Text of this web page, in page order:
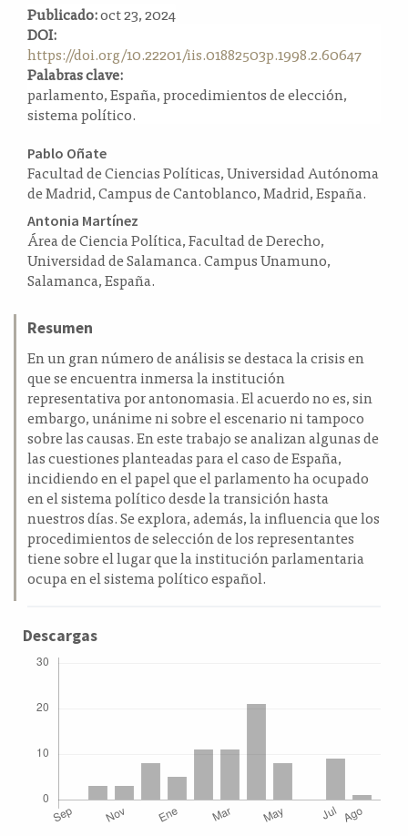
a
l
a
t
e
r
l
Publicado:oct 23, 2024
DOI:
https://doi.org/10.22201/iis.01882503p.1998.2.60647
Palabras clave:
parlamento, España, procedimientos de elección,
sistema político.
Contenido
principal
del
artículo
Pablo Oñate
Facultad de Ciencias Políticas, Universidad Autónoma
de Madrid, Campus de Cantoblanco, Madrid, España.
Antonia Martínez
Área de Ciencia Política, Facultad de Derecho,
Universidad de Salamanca. Campus Unamuno,
Salamanca, España.
Resumen
En un gran número de análisis se destaca la crisis en
que se encuentra inmersa la institución
representativa por antonomasia. El acuerdo no es, sin
embargo, unánime ni sobre el escenario ni tampoco
sobre las causas. En este trabajo se analizan algunas de
las cuestiones planteadas para el caso de España,
incidiendo en el papel que el parlamento ha ocupado
en el sistema político desde la transición hasta
nuestros días. Se explora, además, la influencia que los
procedimientos de selección de los representantes
tiene sobre el lugar que la institución parlamentaria
ocupa en el sistema político español.
Descargas